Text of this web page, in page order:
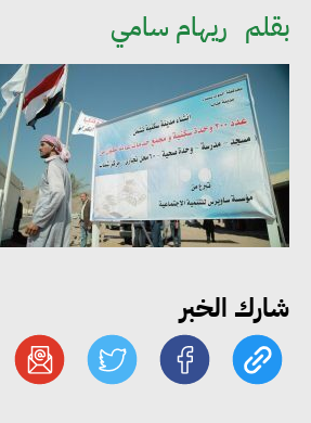
بقلم ريهام سامي
شارك الخبر
غير المنتظمة
131 ألف مستفيد
وحدات السكان خلال
من مستهدفات خطة 2026
الصحية القومية